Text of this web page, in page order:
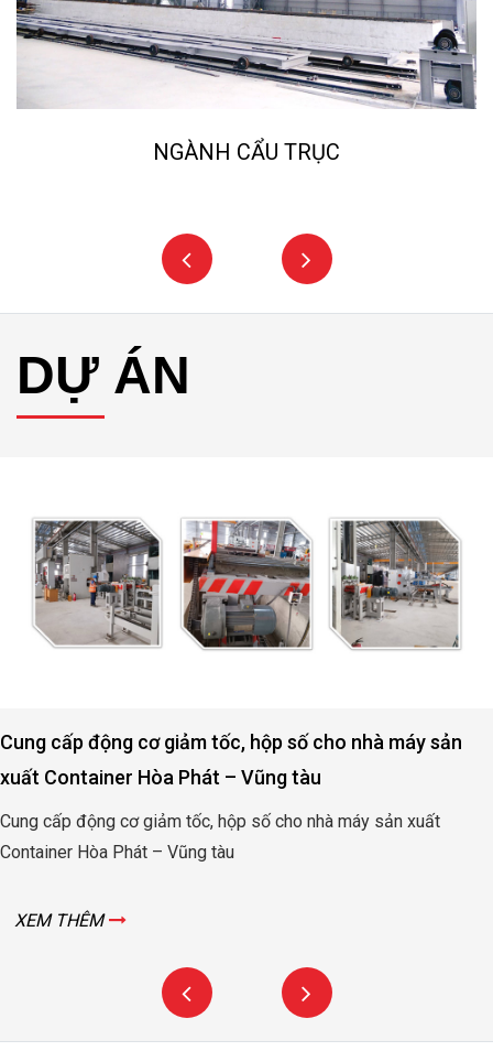
NGÀNH CẨU TRỤC
DỰ ÁN
Cung cấp động cơ giảm tốc, hộp số cho nhà máy sản
xuất Container Hòa Phát – Vũng tàu
Cung cấp động cơ giảm tốc, hộp số cho nhà máy sản xuất
Container Hòa Phát – Vũng tàu
XEM THÊM